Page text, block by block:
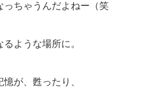
っちゃうんだよねー（笑
ような場所に。
が、甦ったり、